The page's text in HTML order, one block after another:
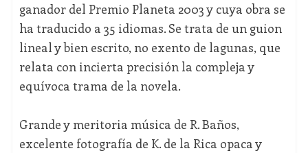
ganador del Premio Planeta 2003 y cuya obra se
ha traducido a 35 idiomas. Se trata de un guion
lineal y bien escrito, no exento de lagunas, que
relata con incierta precisión la compleja y
equívoca trama de la novela.
Grande y meritoria música de R. Baños,
excelente fotografía de K. de la Rica opaca y